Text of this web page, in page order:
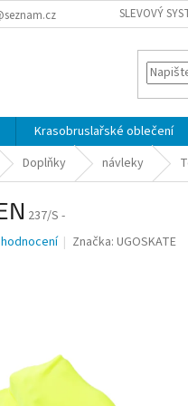
SLEVOVÝ
Krasobruslařské oblečení
Doplňky návleky
237/S -
Značka:UGOSKATE